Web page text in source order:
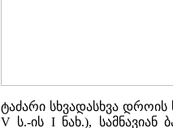
ტაძარი სხვადასხვა
V ს.-ის I ნახ.),